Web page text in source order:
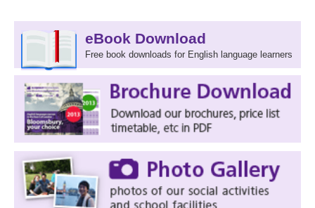
eBook Download
Free book downloads for English language learners